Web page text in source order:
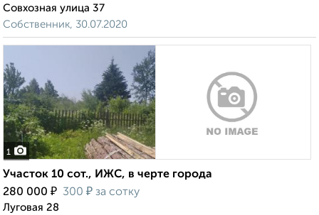
Совхозная улица 37
Собственник, 30.07.2020
1
Участок 10 сот., ИЖС, в черте города
280 000 ₽ 300 ₽ за сотку
Луговая 28